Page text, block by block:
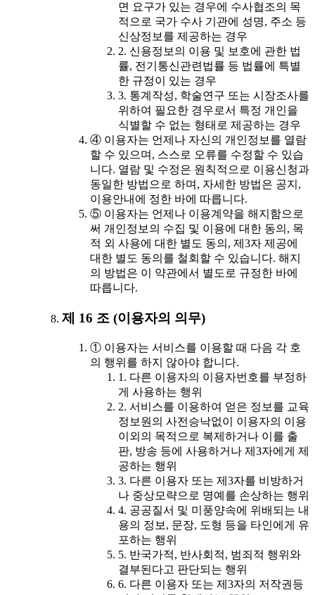
면 요구가 있는 경우에 수사협조의 목
적으로 국가 수사 기관에 성명, 주소 등
신상정보를 제공하는 경우
2. 신용정보의 이용 및 보호에 관한 법
률, 전기통신관련법률 등 법률에 특별
한 규정이 있는 경우
3. 통계작성, 학술연구 또는 시장조사를
위하여 필요한 경우로서 특정 개인을
식별할 수 없는 형태로 제공하는 경우
④ 이용자는 언제나 자신의 개인정보를 열람
할 수 있으며, 스스로 오류를 수정할 수 있습
니다. 열람 및 수정은 원칙적으로 이용신청과
동일한 방법으로 하며, 자세한 방법은 공지,
이용안내에 정한 바에 따릅니다.
⑤ 이용자는 언제나 이용계약을 해지함으로
써 개인정보의 수집 및 이용에 대한 동의, 목
적 외 사용에 대한 별도 동의, 제3자 제공에
대한 별도 동의를 철회할 수 있습니다. 해지
의 방법은 이 약관에서 별도로 규정한 바에
따릅니다.
제 16 조 (이용자의 의무)
① 이용자는 서비스를 이용할 때 다음 각 호
의 행위를 하지 않아야 합니다.
1. 다른 이용자의 이용자번호를 부정하
게 사용하는 행위
2. 서비스를 이용하여 얻은 정보를 교육
정보원의 사전승낙없이 이용자의 이용
이외의 목적으로 복제하거나 이를 출
판, 방송 등에 사용하거나 제3자에게 제
공하는 행위
3. 다른 이용자 또는 제3자를 비방하거
나 중상모략으로 명예를 손상하는 행위
4. 공공질서 및 미풍양속에 위배되는 내
용의 정보, 문장, 도형 등을 타인에게 유
포하는 행위
5. 반국가적, 반사회적, 범죄적 행위와
결부된다고 판단되는 행위
6. 다른 이용자 또는 제3자의 저작권등